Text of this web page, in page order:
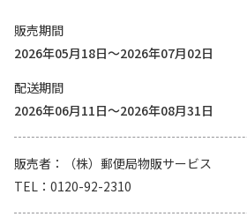
販売期間
2026年05月18日～2026年07月02日
配送期間
2026年06月11日～2026年08月31日
販売者
（株）郵便局物販サービス
TEL
0120-92-2310